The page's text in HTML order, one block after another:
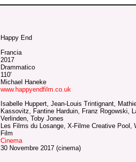
Happy End
Francia
2017
Drammatico
110'
Michael Haneke
www.happyendfilm.co.uk
Isabelle Huppert, Jean-Louis Trintignant,
Kassovitz, Fantine Harduin, Franz Rogowski,
Verlinden, Toby Jones
Les Films du Losange, X-Filme Creative Pool,
Film
Cinema
30 Novembre 2017 (cinema)